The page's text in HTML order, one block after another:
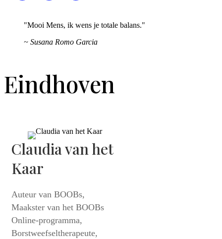
"Mooi Mens, ik wens je totale balans."
~ Susana Romo Garcia
Eindhoven
Claudia van het
Kaar
Auteur van BOOBs,
Maakster van het BOOBs
Online-programma,
Borstweefseltherapeute,